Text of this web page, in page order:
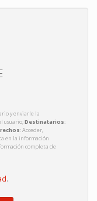
y enviarle la
usuario;Destinatarios:
: Acceder,
en la información
completa de
.